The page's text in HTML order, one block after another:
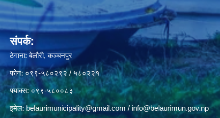
संपर्क:
ठेगाना: बेलौरी, कञ्चनपुर
फोन: ०९९-५८०२९२ / ५८०२२१
फ्याक्स: ०९९-५८००८३
इमेल:belaurimunicipality@gmail.com / info@belaurimun.gov.np